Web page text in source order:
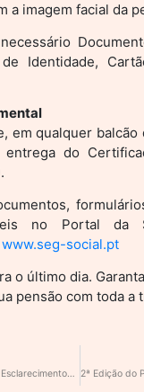
a imagem facial da
Identidade,
em qualquer
entrega do
no Portal da
www.seg-social.pt
o último dia.
pensão com toda a
Comunicado INPS: Esclarecimentos sobre Leilões e Depósitos